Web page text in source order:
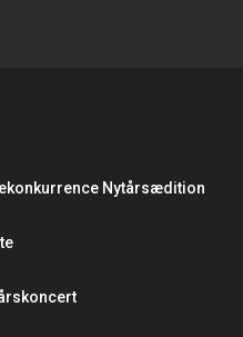
Nytårsædition